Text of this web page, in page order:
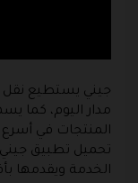
جيني يستطيع نقل
مدار اليوم، كما
المنتجات في
تحميل تطبيق
الخدمة ويقدمها